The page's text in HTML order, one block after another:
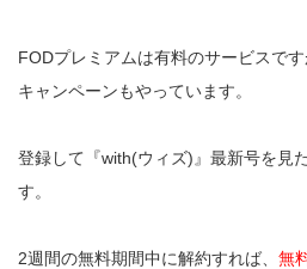
FODプレミアムは有料のサービスで
キャンペーンもやっています。
登録して『with(ウィズ)』最新号を見
す。
2週間の無料期間中に解約すれば、 無